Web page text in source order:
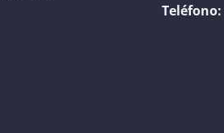
Teléfono: